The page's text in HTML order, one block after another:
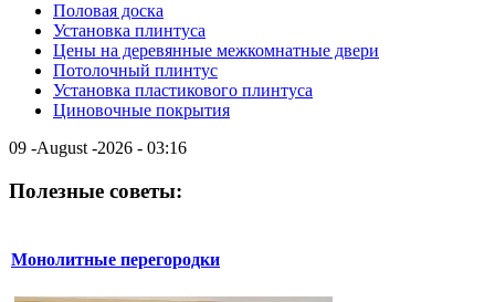
Половая доска
Установка плинтуса
Цены на деревянные межкомнатные двери
Потолочный плинтус
Установка пластикового плинтуса
Циновочные покрытия
09 -August -2026 - 03:16
Полезные советы:
Монолитные перегородки